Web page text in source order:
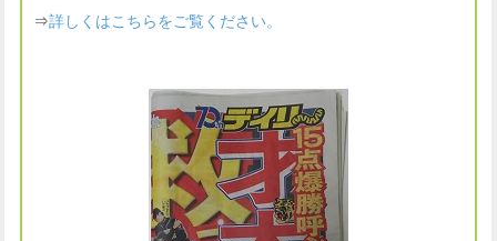
⇒詳しくはこちらをご覧ください。